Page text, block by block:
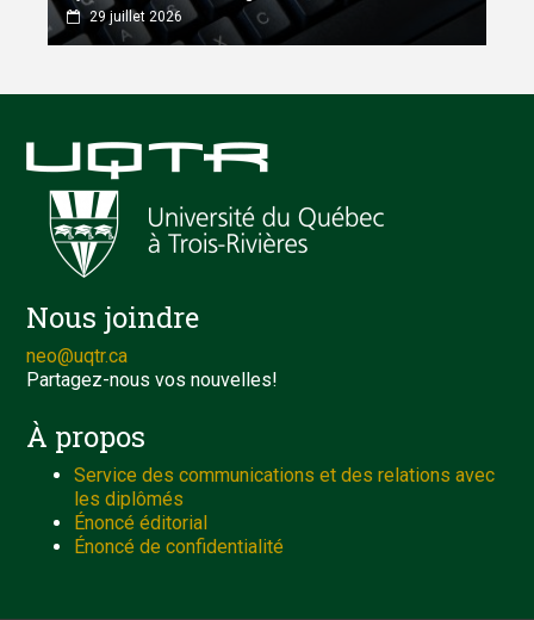
29 juillet 2026
Nous joindre
neo@uqtr.ca
Partagez-nous vos nouvelles!
À propos
Service des communications et des relations avec
les diplômés
Énoncé éditorial
Énoncé de confidentialité